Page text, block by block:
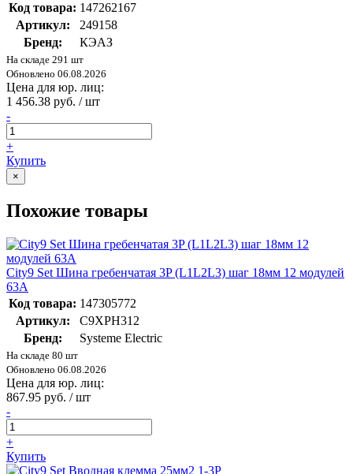
Код товара: 147262167
Артикул:
249158
Бренд:
КЭАЗ
На складе 291 шт
Обновлено 06.08.2026
Цена для юр. лиц:
1 456.38 руб. / шт
-
+
Купить
×
Похожие товары
City9 Set Шина гребенчатая 3P (L1L2L3) шаг 18мм 12 модулей
63А
Код товара: 147305772
Артикул:
C9XPH312
Бренд:
Systeme Electric
На складе 80 шт
Обновлено 06.08.2026
Цена для юр. лиц:
867.95 руб. / шт
-
+
Купить